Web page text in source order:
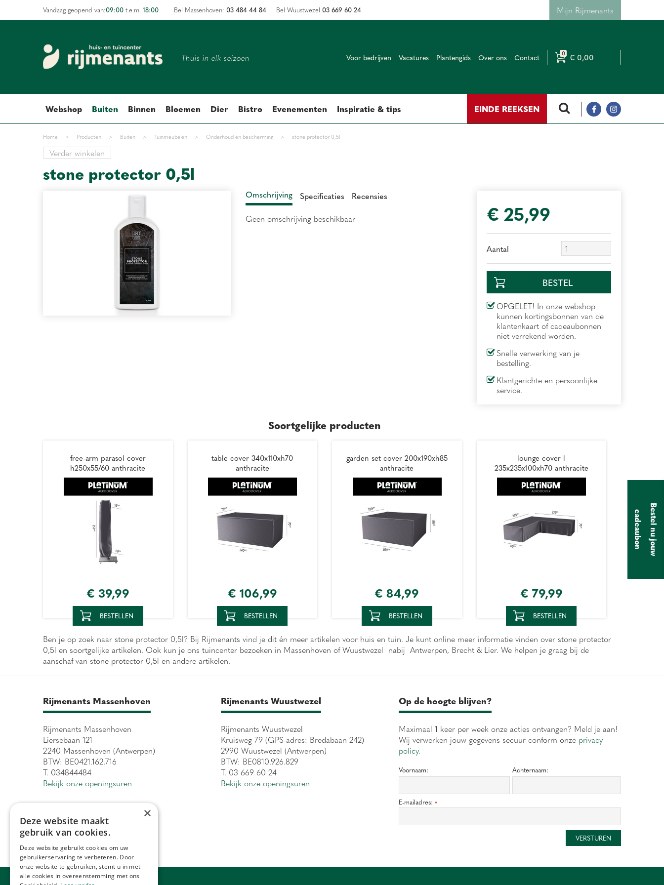
Home > Producten > Buiten > Tuinmeubelen > Onderhoud en bescherming > stone protector 0,5l
Vandaag geopend van:09:00 t.e.m. 18:00 Mijn Rijmenants
Thuis in elk seizoen Voor bedrijven Vacatures Plantengids Over ons Contact € 0,00
Webshop EINDE REEKSEN
Buiten Binnen Bloemen Dier Bistro Evenementen Inspiratie & tips
Bel Massenhoven: 03 484 44 84 Bel Wuustwezel 03 669 60 24
Verder winkelen
stone protector 0,5l
€ 25,99
Aantal
OPGELET! In onze webshop
kunnen kortingsbonnen van de
klantenkaart of cadeaubonnen
niet verrekend worden.
Snelle verwerking van je
bestelling.
Klantgerichte en persoonlijke
service.
Omschrijving Specificaties Recensies
Geen omschrijving beschikbaar
Soortgelijke producten
free-arm parasol cover
h250x55/60 anthracite
€ 39,99
BESTELLEN
table cover 340x110xh70
anthracite
€ 106,99
BESTELLEN
garden set cover 200x190xh85
anthracite
€ 84,99
BESTELLEN
lounge cover l
235x235x100xh70 anthracite
€ 79,99
BESTELLEN
Ben je op zoek naar stone protector 0,5l? Bij Rijmenants vind je dit én meer artikelen voor huis en tuin. Je kunt online meer informatie vinden over stone protector
0,5l en soortgelijke artikelen. Ook kun je ons tuincenter bezoeken in Massenhoven of Wuustwezel nabij Antwerpen, Brecht & Lier. We helpen je graag bij de
aanschaf van stone protector 0,5l en andere artikelen.
Rijmenants Massenhoven
Rijmenants Massenhoven
Liersebaan 121
2240 Massenhoven (Antwerpen)
BTW: BE0421.162.716
T. 034844484
Bekijk onze openingsuren
Rijmenants Wuustwezel
Rijmenants Wuustwezel
Kruisweg 79 (GPS-adres: Bredabaan 242)
2990 Wuustwezel (Antwerpen)
BTW: BE0810.926.829
T. 03 669 60 24
Bekijk onze openingsuren
Op de hoogte blijven?
Maximaal 1 keer per week onze acties ontvangen? Meld je aan!
Wij verwerken jouw gegevens secuur conform onze privacy
policy.
Voornaam: Achternaam:
E-mailadres: *
B
e
s
t
e
l
n
u
j
o
u
w
ca
d
e
a
u
b
o
n
×
Deze website maakt
gebruik van cookies.
Deze website gebruikt cookies om uw
gebruikerservaring te verbeteren. Door
onze website te gebruiken, stemt u in met
alle cookies in overeenstemming met ons